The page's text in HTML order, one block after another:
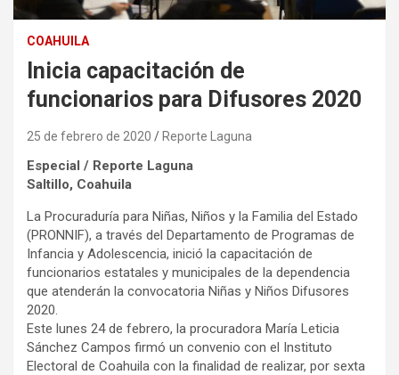
COAHUILA
Inicia capacitación de
funcionarios para Difusores 2020
25 de febrero de 2020 Reporte Laguna
Especial / Reporte Laguna
Saltillo, Coahuila
La Procuraduría para Niñas, Niños y la Familia del Estado
(PRONNIF), a través del Departamento de Programas de
Infancia y Adolescencia, inició la capacitación de
funcionarios estatales y municipales de la dependencia
que atenderán la convocatoria Niñas y Niños Difusores
2020.
Este lunes 24 de febrero, la procuradora María Leticia
Sánchez Campos firmó un convenio con el Instituto
Electoral de Coahuila con la finalidad de realizar, por sexta